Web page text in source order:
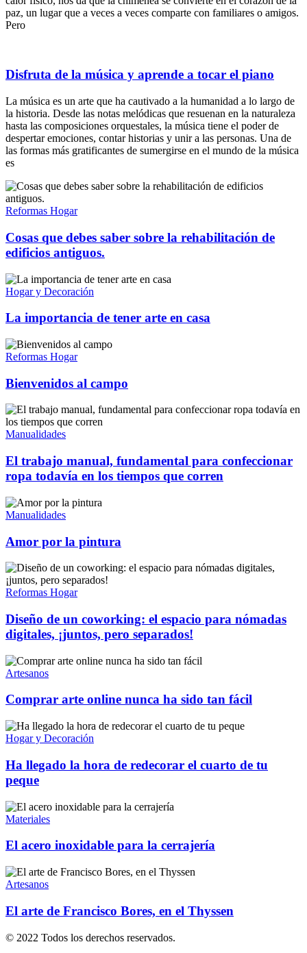
paz, un lugar que a veces a veces comparte con familiares o amigos.
Pero
Disfruta de la música y aprende a tocar el piano
La música es un arte que ha cautivado a la humanidad a lo largo de
la historia. Desde las notas melódicas que resuenan en la naturaleza
hasta las composiciones orquestales, la música tiene el poder de
despertar emociones, contar historias y unir a las personas. Una de
las formas más gratificantes de sumergirse en el mundo de la música
es
Reformas Hogar
Cosas que debes saber sobre la rehabilitación de
edificios antiguos.
Hogar y Decoración
La importancia de tener arte en casa
Reformas Hogar
Bienvenidos al campo
Manualidades
El trabajo manual, fundamental para confeccionar
ropa todavía en los tiempos que corren
Manualidades
Amor por la pintura
Reformas Hogar
Diseño de un coworking: el espacio para nómadas
digitales, ¡juntos, pero separados!
Artesanos
Comprar arte online nunca ha sido tan fácil
Hogar y Decoración
Ha llegado la hora de redecorar el cuarto de tu
peque
Materiales
El acero inoxidable para la cerrajería
Artesanos
El arte de Francisco Bores, en el Thyssen
© 2022 Todos los derechos reservados.